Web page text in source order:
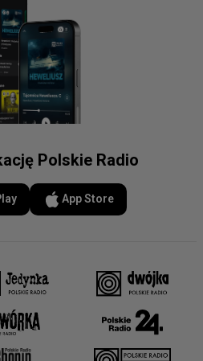
Polskie Radio
App Store